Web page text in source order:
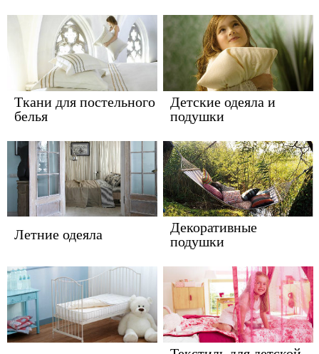
Ткани для постельного
белья
Детские одеяла и
подушки
Летние одеяла Декоративные
подушки